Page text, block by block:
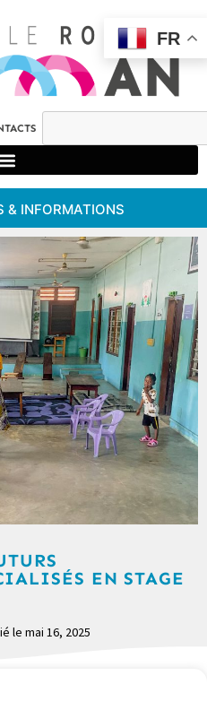
& INFORMATIONS
EN STAGE
le mai 16, 2025
FR